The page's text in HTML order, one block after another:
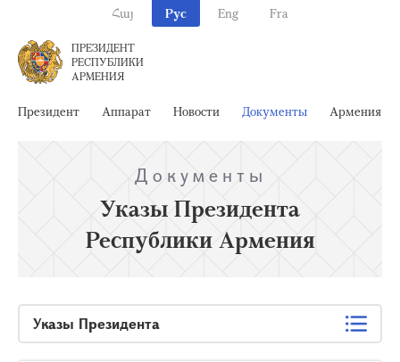
Հայ Рус Eng Fra
ПРЕЗИДЕНТ
РЕСПУБЛИКИ
АРМЕНИЯ
Президент Аппарат Новости Документы Армения
Документы
Указы Президента
Республики Армения
Указы Президента